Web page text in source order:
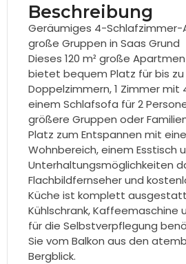
Beschreibung
Geräumiges 4-
große Gruppen in Saas Grund
Dieses 120 m² große
bietet bequem Platz für bis zu
Doppelzimmern, 1 Zimmer mit
einem Schlafsofa für 2
größere Gruppen oder
Platz zum Entspannen mit
Wohnbereich, einem Esstisch
Unterhaltungsmöglichkeiten
Flachbildfernseher und
Küche ist komplett
Kühlschrank, Kaffeemaschine
für die Selbstverpflegung
Sie vom Balkon aus den
Bergblick.